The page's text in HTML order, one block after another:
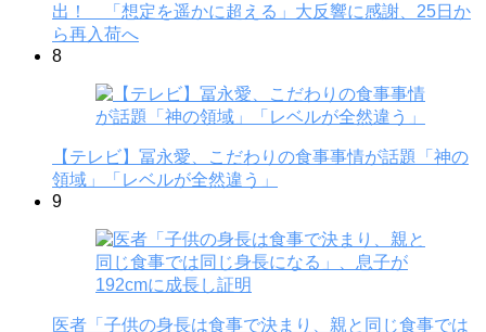
出！ 「想定を遥かに超える」大反響に感謝、25日か
ら再入荷へ
8
【テレビ】冨永愛、こだわりの食事事情が話題「神の
領域」「レベルが全然違う」
9
医者「子供の身長は食事で決まり、親と同じ食事では